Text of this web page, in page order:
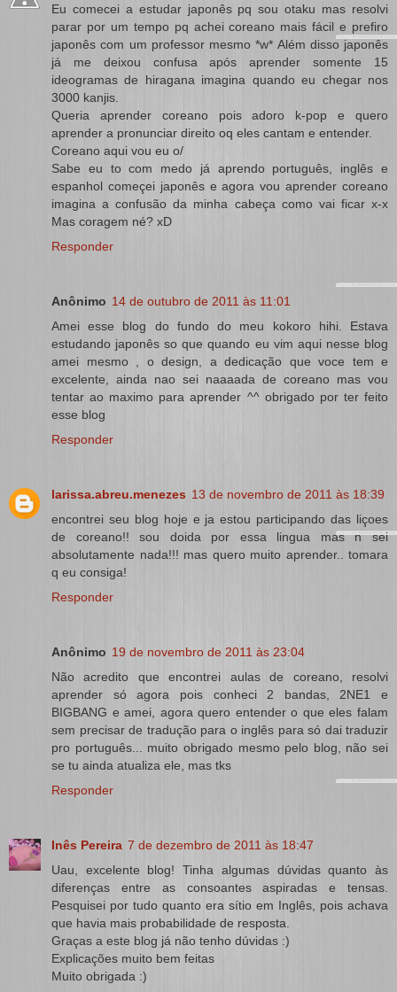
Eu comecei a estudar japonês pq sou otaku mas resolvi
parar por um tempo pq achei coreano mais fácil e prefiro
japonês com um professor mesmo *w* Além disso japonês
já me deixou confusa após aprender somente 15
ideogramas de hiragana imagina quando eu chegar nos
3000 kanjis.
Queria aprender coreano pois adoro k-pop e quero
aprender a pronunciar direito oq eles cantam e entender.
Coreano aqui vou eu o/
Sabe eu to com medo já aprendo português, inglês e
espanhol começei japonês e agora vou aprender coreano
imagina a confusão da minha cabeça como vai ficar x-x
Mas coragem né? xD
Responder
Anônimo 14 de outubro de 2011 às 11:01
Amei esse blog do fundo do meu kokoro hihi. Estava
estudando japonês so que quando eu vim aqui nesse blog
amei mesmo , o design, a dedicação que voce tem e
excelente, ainda nao sei naaaada de coreano mas vou
tentar ao maximo para aprender ^^ obrigado por ter feito
esse blog
Responder
larissa.abreu.menezes 13 de novembro de 2011 às 18:39
encontrei seu blog hoje e ja estou participando das liçoes
de coreano!! sou doida por essa lingua mas n sei
absolutamente nada!!! mas quero muito aprender.. tomara
q eu consiga!
Responder
Anônimo 19 de novembro de 2011 às 23:04
Não acredito que encontrei aulas de coreano, resolvi
aprender só agora pois conheci 2 bandas, 2NE1 e
BIGBANG e amei, agora quero entender o que eles falam
sem precisar de tradução para o inglês para só dai traduzir
pro português... muito obrigado mesmo pelo blog, não sei
se tu ainda atualiza ele, mas tks
Responder
Inês Pereira 7 de dezembro de 2011 às 18:47
Uau, excelente blog! Tinha algumas dúvidas quanto às
diferenças entre as consoantes aspiradas e tensas.
Pesquisei por tudo quanto era sítio em Inglês, pois achava
que havia mais probabilidade de resposta.
Graças a este blog já não tenho dúvidas :)
Explicações muito bem feitas
Muito obrigada :)